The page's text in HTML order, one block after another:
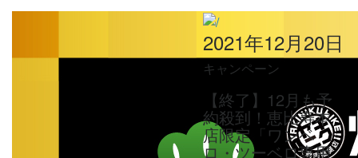
2021年12月20日
キャンペーン
【終了】12月も予
約殺到！恵比寿本
店限定「ワンベ
ロ・ツーベロ専用